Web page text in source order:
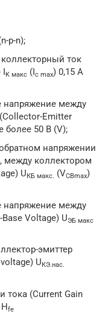
p-n);
ток
I K макс (Ic max) 0,15 А
напряжение между
Emitter
более 50 В (V);
напряжении
между коллектором
U КБ макс. (VCBmax)
напряжение между
Voltage) UЭБ макс
эмиттер
U КЭ.нас.
тока (Current Gain
fe